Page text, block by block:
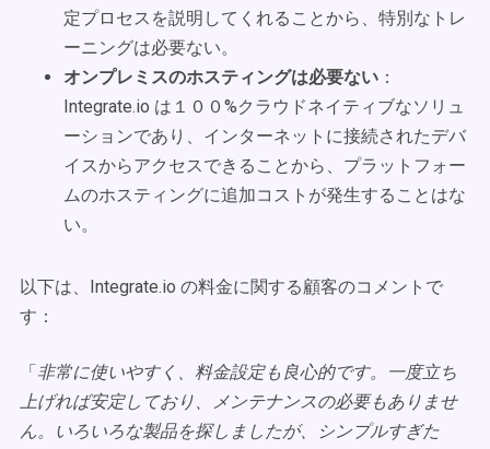
定プロセスを説明してくれることから、特別なトレ
ーニングは必要ない。
オンプレミスのホスティングは必要ない ：
Integrate.io は１００%クラウドネイティブなソリュ
ーションであり、インターネットに接続されたデバ
イスからアクセスできることから、プラットフォー
ムのホスティングに追加コストが発生することはな
い。
以下は、Integrate.io の料金に関する顧客のコメントで
す：
「非常に使いやすく、料金設定も良心的です。一度立ち
上げれば安定しており、メンテナンスの必要もありませ
ん。いろいろな製品を探しましたが、シンプルすぎた